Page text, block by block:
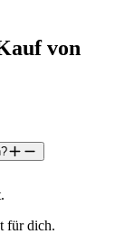
von
für dich.